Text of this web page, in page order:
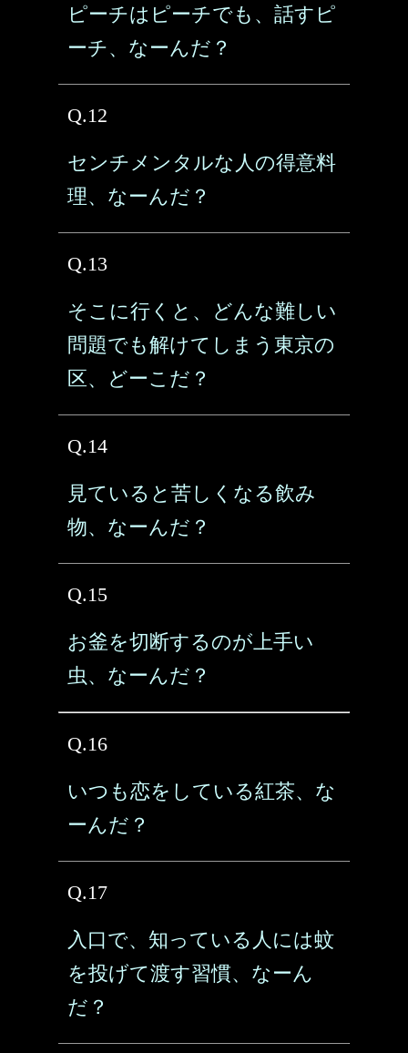
ピーチはピーチでも、話すピ
ーチ、なーんだ？
Q.12
センチメンタルな人の得意料
理、なーんだ？
Q.13
そこに行くと、どんな難しい
問題でも解けてしまう東京の
区、どーこだ？
Q.14
見ていると苦しくなる飲み
物、なーんだ？
Q.15
お釜を切断するのが上手い
虫、なーんだ？
Q.16
いつも恋をしている紅茶、な
ーんだ？
Q.17
入口で、知っている人には蚊
を投げて渡す習慣、なーん
だ？